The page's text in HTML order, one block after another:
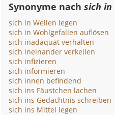
Synonyme nachsich in
sich in Wellen legen
sich in Wohlgefallen auflösen
sich inadäquat verhalten
sich ineinander verkeilen
sich infizieren
sich informieren
sich innen befindend
sich ins Fäustchen lachen
sich ins Gedächtnis schreiben
sich ins Mittel legen